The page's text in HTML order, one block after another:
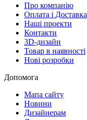
Про компанію
Оплата і Доставка
Наші проекти
Контакти
3D-дизайн
Товар в наявності
Нові розробки
Допомога
Мапа сайту
Новини
Дизайнерам